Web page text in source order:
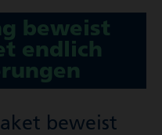
beweist
endlich
beweist